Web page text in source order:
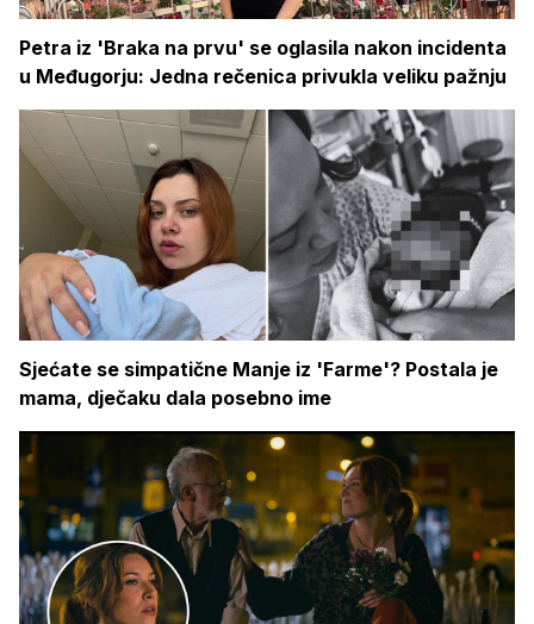
Petra iz 'Braka na prvu' se oglasila nakon incidenta
u Međugorju: Jedna rečenica privukla veliku pažnju
Sjećate se simpatične Manje iz 'Farme'? Postala je
mama, dječaku dala posebno ime